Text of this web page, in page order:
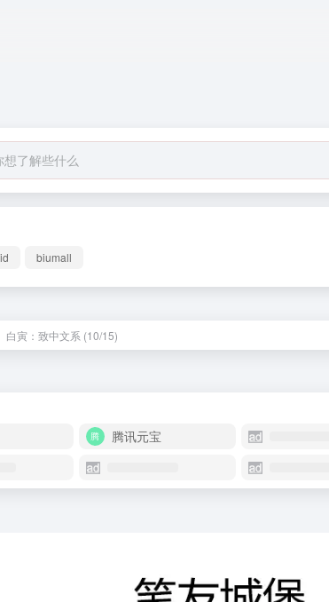
biumall
白寅：致中文系 (10/15)
腾讯元宝